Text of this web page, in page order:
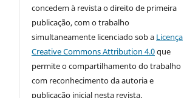
concedem à revista o direito de primeira
publicação, com o trabalho
simultaneamente licenciado sob a Licença
Creative Commons Attribution 4.0que
permite o compartilhamento do trabalho
com reconhecimento da autoria e
publicação inicial nesta revista.